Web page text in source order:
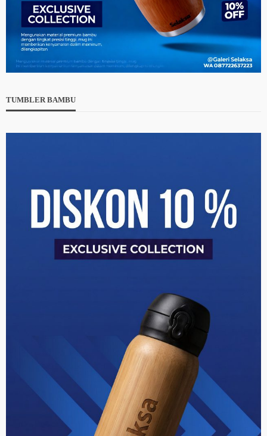
TUMBLER BAMBU